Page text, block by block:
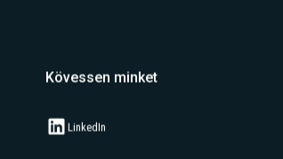
Kövessen minket
LinkedIn